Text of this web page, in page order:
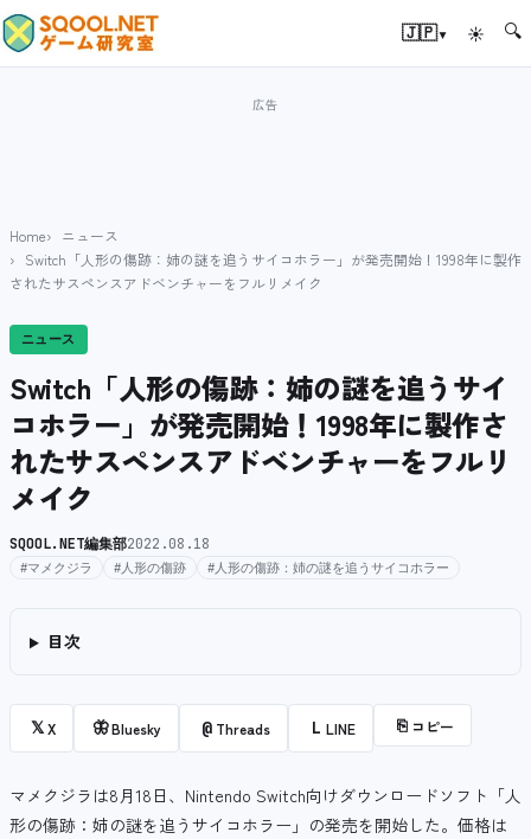
🇯🇵▾ ☀ 🔍
Home
ニュース
Switch「人形の傷跡：姉の謎を追うサイコホラー」が発売開始！1998年に製作
されたサスペンスアドベンチャーをフルリメイク
ニュース
Switch「人形の傷跡：姉の謎を追うサイ
コホラー」が発売開始！1998年に製作さ
れたサスペンスアドベンチャーをフルリ
メイク
SQOOL.NET編集部2022.08.18
#マメクジラ #人形の傷跡 #人形の傷跡：姉の謎を追うサイコホラー
目次
𝕏X 🦋Bluesky @ Threads L LINE ⎘ コピー
マメクジラは8月18日、 Nintendo Switch向けダウンロードソフト 「人
形の傷跡：姉の謎を追うサイコホラー」の発売を開始した。価格は